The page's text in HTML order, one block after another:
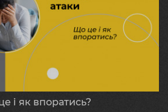
і як впоратись?